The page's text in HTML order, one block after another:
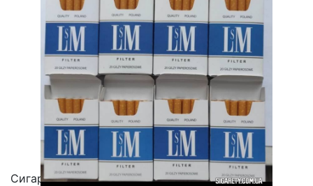
Сигареты забиты собственным табаком.